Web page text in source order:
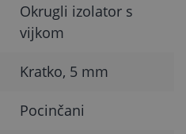
Okrugli izolator s
vijkom
Kratko, 5 mm
Pocinčani